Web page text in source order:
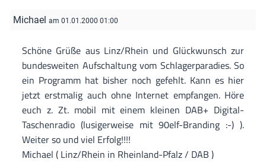
Michael am 01.01.2000 01:00
Schöne Grüße aus Linz/Rhein und Glückwunsch zur
bundesweiten Aufschaltung vom Schlagerparadies. So
ein Programm hat bisher noch gefehlt. Kann es hier
jetzt erstmalig auch ohne Internet empfangen. Höre
euch z. Zt. mobil mit einem kleinen DAB+ Digital-
Taschenradio (lusigerweise mit 90elf-Branding :-) ).
Weiter so und viel Erfolg!!!!
Michael ( Linz/Rhein in Rheinland-Pfalz / DAB )